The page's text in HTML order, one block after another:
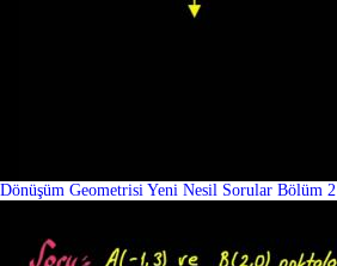
Dönüşüm Geometrisi Yeni Nesil Sorular Bölüm 2